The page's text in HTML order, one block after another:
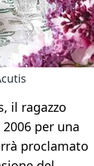
il ragazzo
per una
proclamato